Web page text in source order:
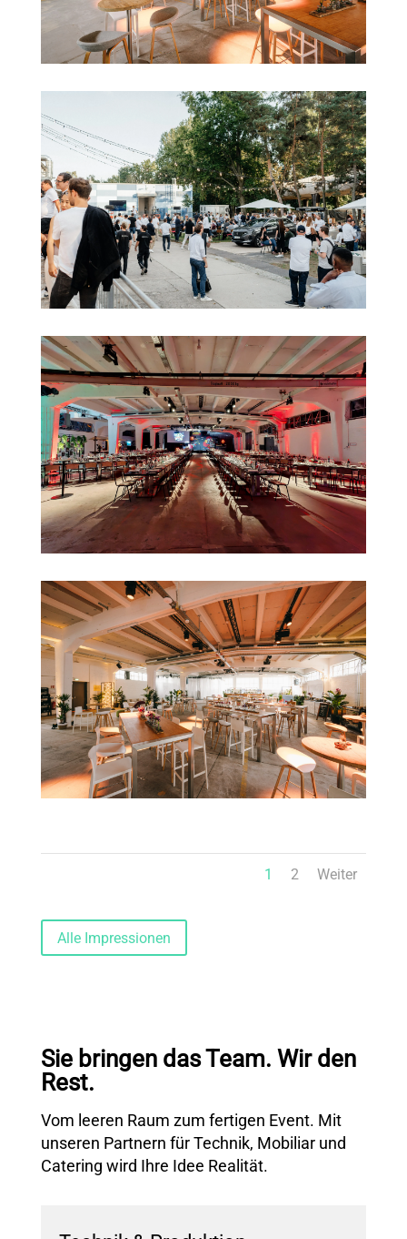
1 2 Weiter
Alle Impressionen
Sie bringen das Team. Wir den
Rest.
Vom leeren Raum zum fertigen Event. Mit
unseren Partnern für Technik, Mobiliar und
Catering wird Ihre Idee Realität.